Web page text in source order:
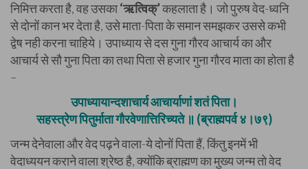
निमित्त करता है, वह उसका‘ऋत्विक्’कहलाता है। जो पुरुष वेद-ध्वनि
से दोनों कान भर देता है, उसे माता-पिता के समान समझकर उससे कभी
द्वेष नही करना चाहिये। उपाध्याय से दस गुना गौरव आचार्य का और
आचार्य से सौ गुना पिता का तथा पिता से हजार गुना गौरव माता का होता है
–
उपाध्यायान्दशाचार्य आचार्याणां शतं पिता।
सहस्त्रेण पितुर्माता गौरवेणात्तिरिच्यते ॥ (ब्राह्मपर्व ४।७९)
जन्म देनेवाला और वेद पढ़ने वाला-ये दोनों पिता हैं, किंतु इनमें भी
वेदाध्ययन कराने वाला श्रेष्ठ है, क्योंकि ब्राह्मण का मुख्य जन्म तो वेद